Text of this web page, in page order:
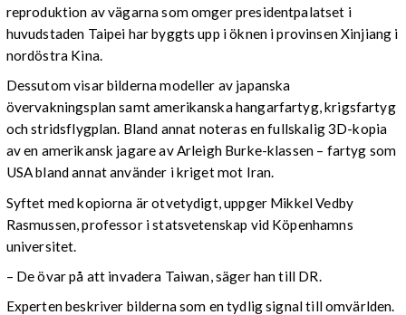
reproduktion av vägarna som omger presidentpalatset i
huvudstaden Taipei har byggts upp i öknen i provinsen Xinjiang i
nordöstra Kina.
Dessutom visar bilderna modeller av japanska
övervakningsplan samt amerikanska hangarfartyg, krigsfartyg
och stridsflygplan. Bland annat noteras en fullskalig 3D-kopia
av en amerikansk jagare av Arleigh Burke-klassen – fartyg som
USA bland annat använder i kriget mot Iran.
Syftet med kopiorna är otvetydigt, uppger Mikkel Vedby
Rasmussen, professor i statsvetenskap vid Köpenhamns
universitet.
– De övar på att invadera Taiwan, säger han till DR.
Experten beskriver bilderna som en tydlig signal till omvärlden.